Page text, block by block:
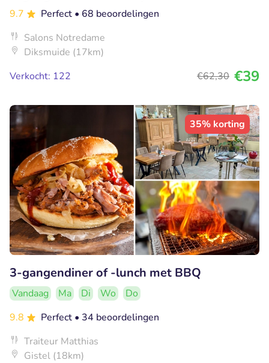
9.7 Perfect • 68 beoordelingen
Salons Notredame
Diksmuide (17km)
Verkocht: 122
€62,30 €39
35% korting
3-gangendiner of -lunch met BBQ
Vandaag Ma Di Wo
Do
9.8
Perfect • 34 beoordelingen
Traiteur Matthias
Gistel (18km)